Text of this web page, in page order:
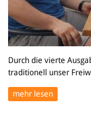
Durch die vierte
traditionell unser
mehr lesen